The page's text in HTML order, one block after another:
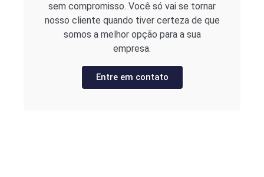
sem compromisso. Você só vai se tornar
nosso cliente quando tiver certeza de que
somos a melhor opção para a sua
empresa.
Entre em contato